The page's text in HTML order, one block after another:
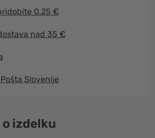
0.25 €
nad 35 €
Slovenije
izdelku